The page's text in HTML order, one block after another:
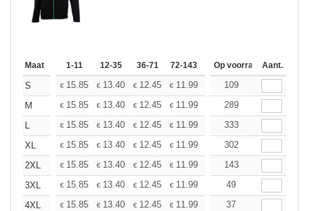
Maat 1-11 12-35 36-71 72-143 144-287 288 + Meer
Op voorraadAant.
S € 15.85 € 13.40 € 12.45 € 11.99 11.32
109
M
€ 15.85 € 13.40 € 12.45 € 11.99 11.32
289
L
€ 15.85 € 13.40 € 12.45 € 11.99 11.32
333
XL
€ 15.85 € 13.40 € 12.45 € 11.99 11.32
302
2XL
€ 15.85 € 13.40 € 12.45 € 11.99 11.32
143
3XL
€ 15.85 € 13.40 € 12.45 € 11.99 11.32
49
4XL
€ 15.85 € 13.40 € 12.45 € 11.99 11.32
37